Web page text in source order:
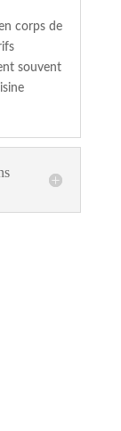
corps de
souvent